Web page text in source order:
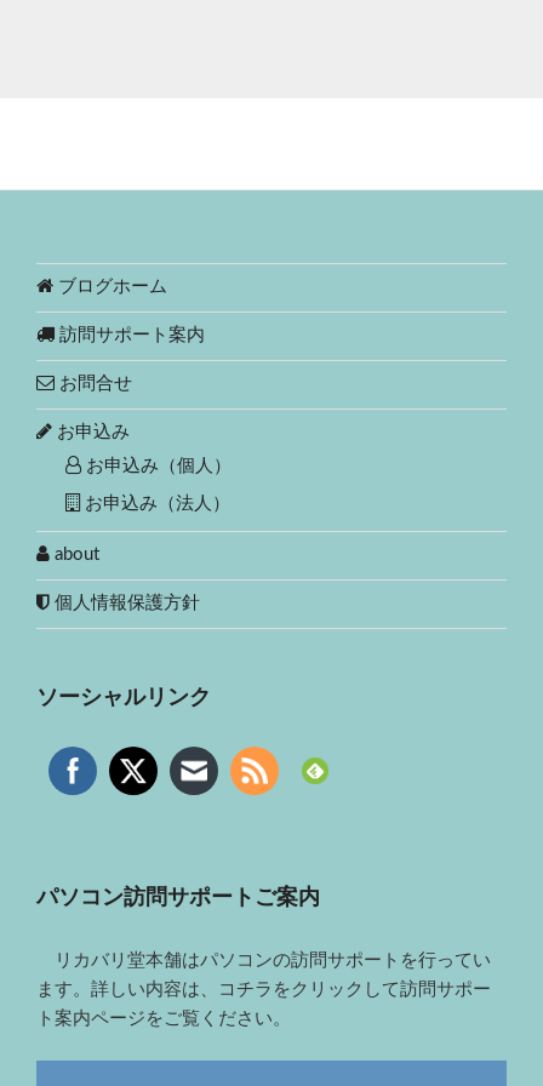
ブログホーム
訪問サポート案内
お問合せ
お申込み
お申込み（個人）
お申込み（法人）
about
個人情報保護方針
ソーシャルリンク
パソコン訪問サポートご案内
リカバリ堂本舗はパソコンの訪問サポートを行ってい
ます。詳しい内容は、コチラをクリックして訪問サポー
ト案内ページをご覧ください。